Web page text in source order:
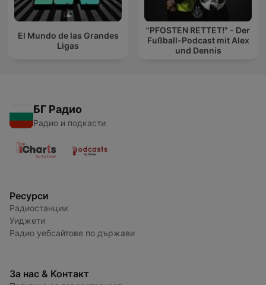
El Mundo de las Grandes
Ligas
"PFOSTEN RETTET!" - Der
Fußball-Podcast mit Alex
und Dennis
БГ Радио
Радио и подкасти
Ресурси
Радиостанции
Уиджети
Радио уебсайтове по държави
За нас & Контакт